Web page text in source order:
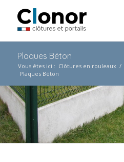
Plaques Béton
Vous êtes ici : Clôtures en rouleaux /
Plaques Béton